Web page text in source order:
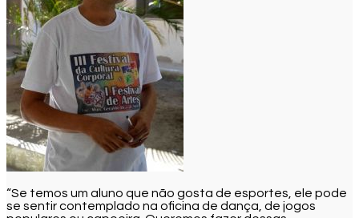
“Se temos um aluno que não gosta de esportes, ele pode
se sentir contemplado na oficina de dança, de jogos